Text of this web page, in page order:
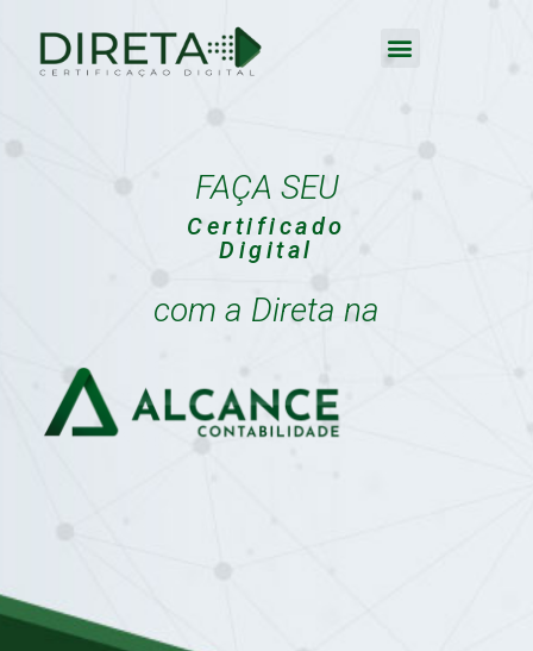
FAÇA SEU
Certificado
Digital
com a Direta na